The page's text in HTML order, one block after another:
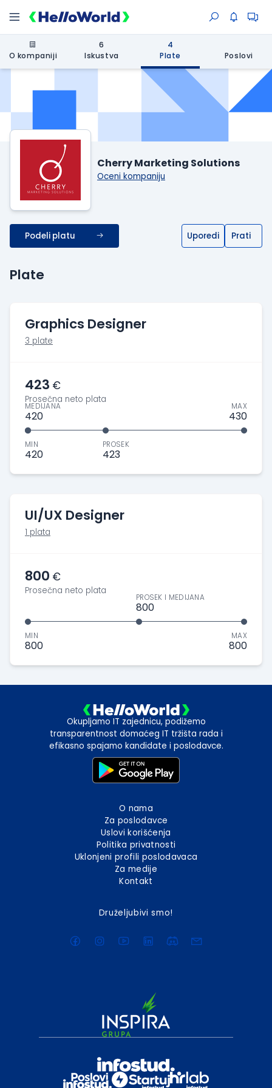
O kompaniji
6
Iskustva
4
Plate
Poslovi
Cherry Marketing Solutions
Oceni kompaniju
Podeli platu Uporedi Prati
Plate
Graphics Designer
3 plate
423 €
Prosečna neto plata
MIN
420
MEDIJANA
420
PROSEK
423
MAX
430
UI/UX Designer
1 plata
800 €
Prosečna neto plata
MIN
800
PROSEK I MEDIJANA
800
MAX
800
Okupljamo IT zajednicu, podižemo
transparentnost domaćeg IT tržišta rada i
efikasno spajamo kandidate i poslodavce.
O nama
Za poslodavce
Uslovi korišćenja
Politika privatnosti
Uklonjeni profili poslodavaca
Za medije
Kontakt
Druželjubivi smo!